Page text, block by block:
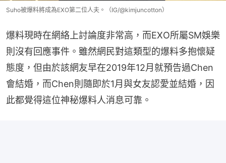
Suho被爆料將成為EXO第二位人夫。（IG/@kimjuncotton）
爆料現時在網絡上討論度非常高，而EXO所屬SM娛樂
則沒有回應事件。雖然網民對這類型的爆料多抱懷疑
態度，但由於該網友早在2019年12月就預告過Chen
會結婚，而Chen則隨即於1月與女友認愛並結婚，因
此都覺得這位神秘爆料人消息可靠。